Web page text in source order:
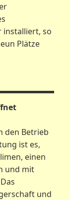
installiert, so
Plätze
den Betrieb
ist es,
einen
und mit
und